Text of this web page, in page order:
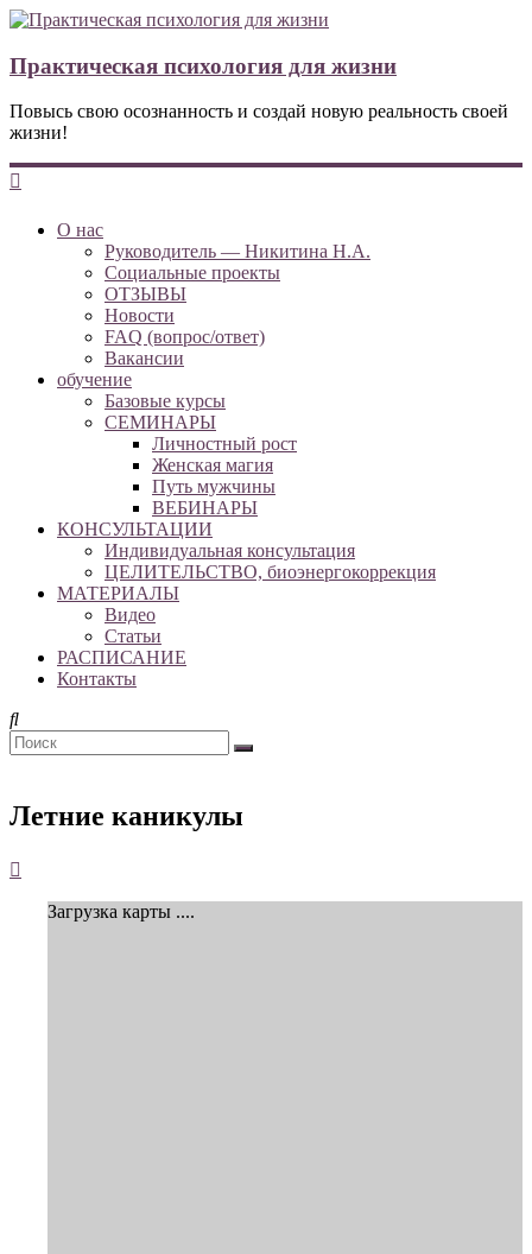
Практическая психология для жизни
Повысь свою осознанность и создай новую реальность своей
жизни!
О нас
Руководитель — Никитина Н.А.
Социальные проекты
ОТЗЫВЫ
Новости
FAQ (вопрос/ответ)
Вакансии
обучение
Базовые курсы
СЕМИНАРЫ
Личностный рост
Женская магия
Путь мужчины
ВЕБИНАРЫ
КОНСУЛЬТАЦИИ
Индивидуальная консультация
ЦЕЛИТЕЛЬСТВО, биоэнергокоррекция
МАТЕРИАЛЫ
Видео
Статьи
РАСПИСАНИЕ
Контакты
Летние каникулы
Загрузка карты ....